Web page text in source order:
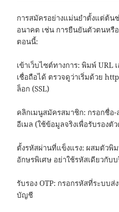
การสมัครอย่างแม่นยำตั้งแต่ต้
อนาคต เช่น การยืนยันตัวตนหรื
ตอนนี้:
เข้าเว็บไซต์ทางการ: พิมพ์ URL
เชื่อถือได้ ตรวจดูว่าเริ่มด้วย
ล็อก (SSL)
คลิกเมนูสมัครสมาชิก: กรอกชื่อ-
อีเมล (ใช้ข้อมูลจริงเพื่อรับรองตั
ตั้งรหัสผ่านที่แข็งแรง: ผสมตัวพิ
อักษรพิเศษ อย่าใช้รหัสเดียวกับ
รับรอง OTP: กรอกรหัสที่ระบบส่
บัญชี